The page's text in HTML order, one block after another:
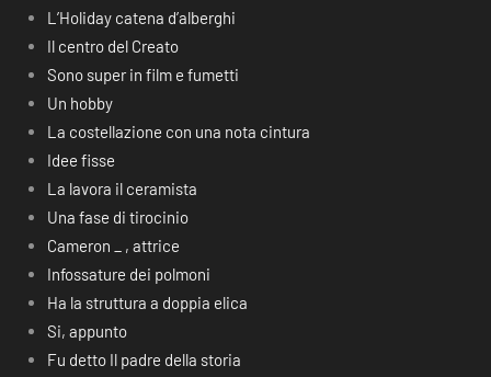
L’Holiday catena d’alberghi
Il centro del Creato
Sono super in film e fumetti
Un hobby
La costellazione con una nota cintura
Idee fisse
La lavora il ceramista
Una fase di tirocinio
Cameron _ , attrice
Infossature dei polmoni
Ha la struttura a doppia elica
Si, appunto
Fu detto Il padre della storia